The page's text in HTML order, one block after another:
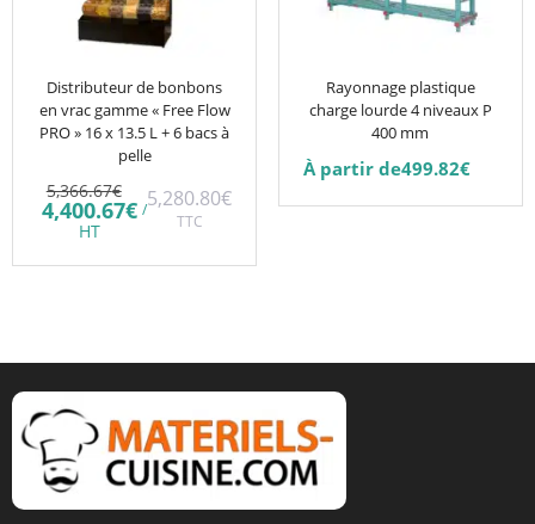
Distributeur de bonbons
en vrac gamme « Free Flow
PRO » 16 x 13.5 L + 6 bacs à
pelle
5,366.67€ Le
prix
initial
5,366.67€.
4,400.67€Le
est :
HT
/5,280.80€
TTC
Rayonnage plastique
charge lourde 4 niveaux P
400 mm
À partir de499.82€
choisies
page